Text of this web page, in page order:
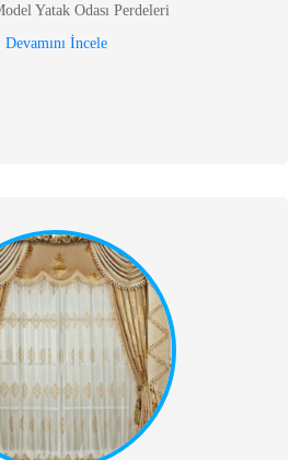
Yatak Odası Perdeleri
Devamını İncele